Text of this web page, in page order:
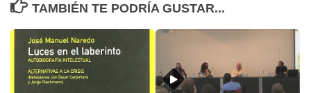
TAMBIÉN TE PODRÍA GUSTAR...